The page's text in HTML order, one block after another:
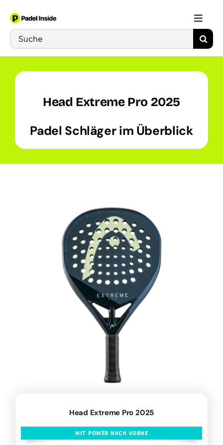
content
Toggle
Schläger
Bälle
Training
Search
for:
Head Extreme Pro 2025
Padel Schläger im Überblick
Head Extreme Pro 2025
MIT POWER NACH VORNE